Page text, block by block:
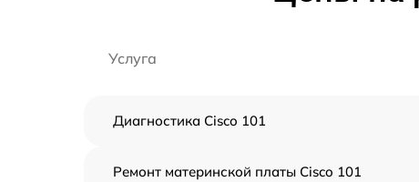
Услуга
Диагностика Cisco 101
Ремонт материнской платы Cisco 101